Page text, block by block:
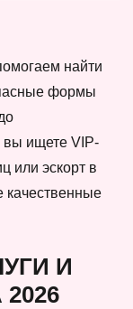
найти
формы
вы ищете VIP-
или эскорт в
качественные
И